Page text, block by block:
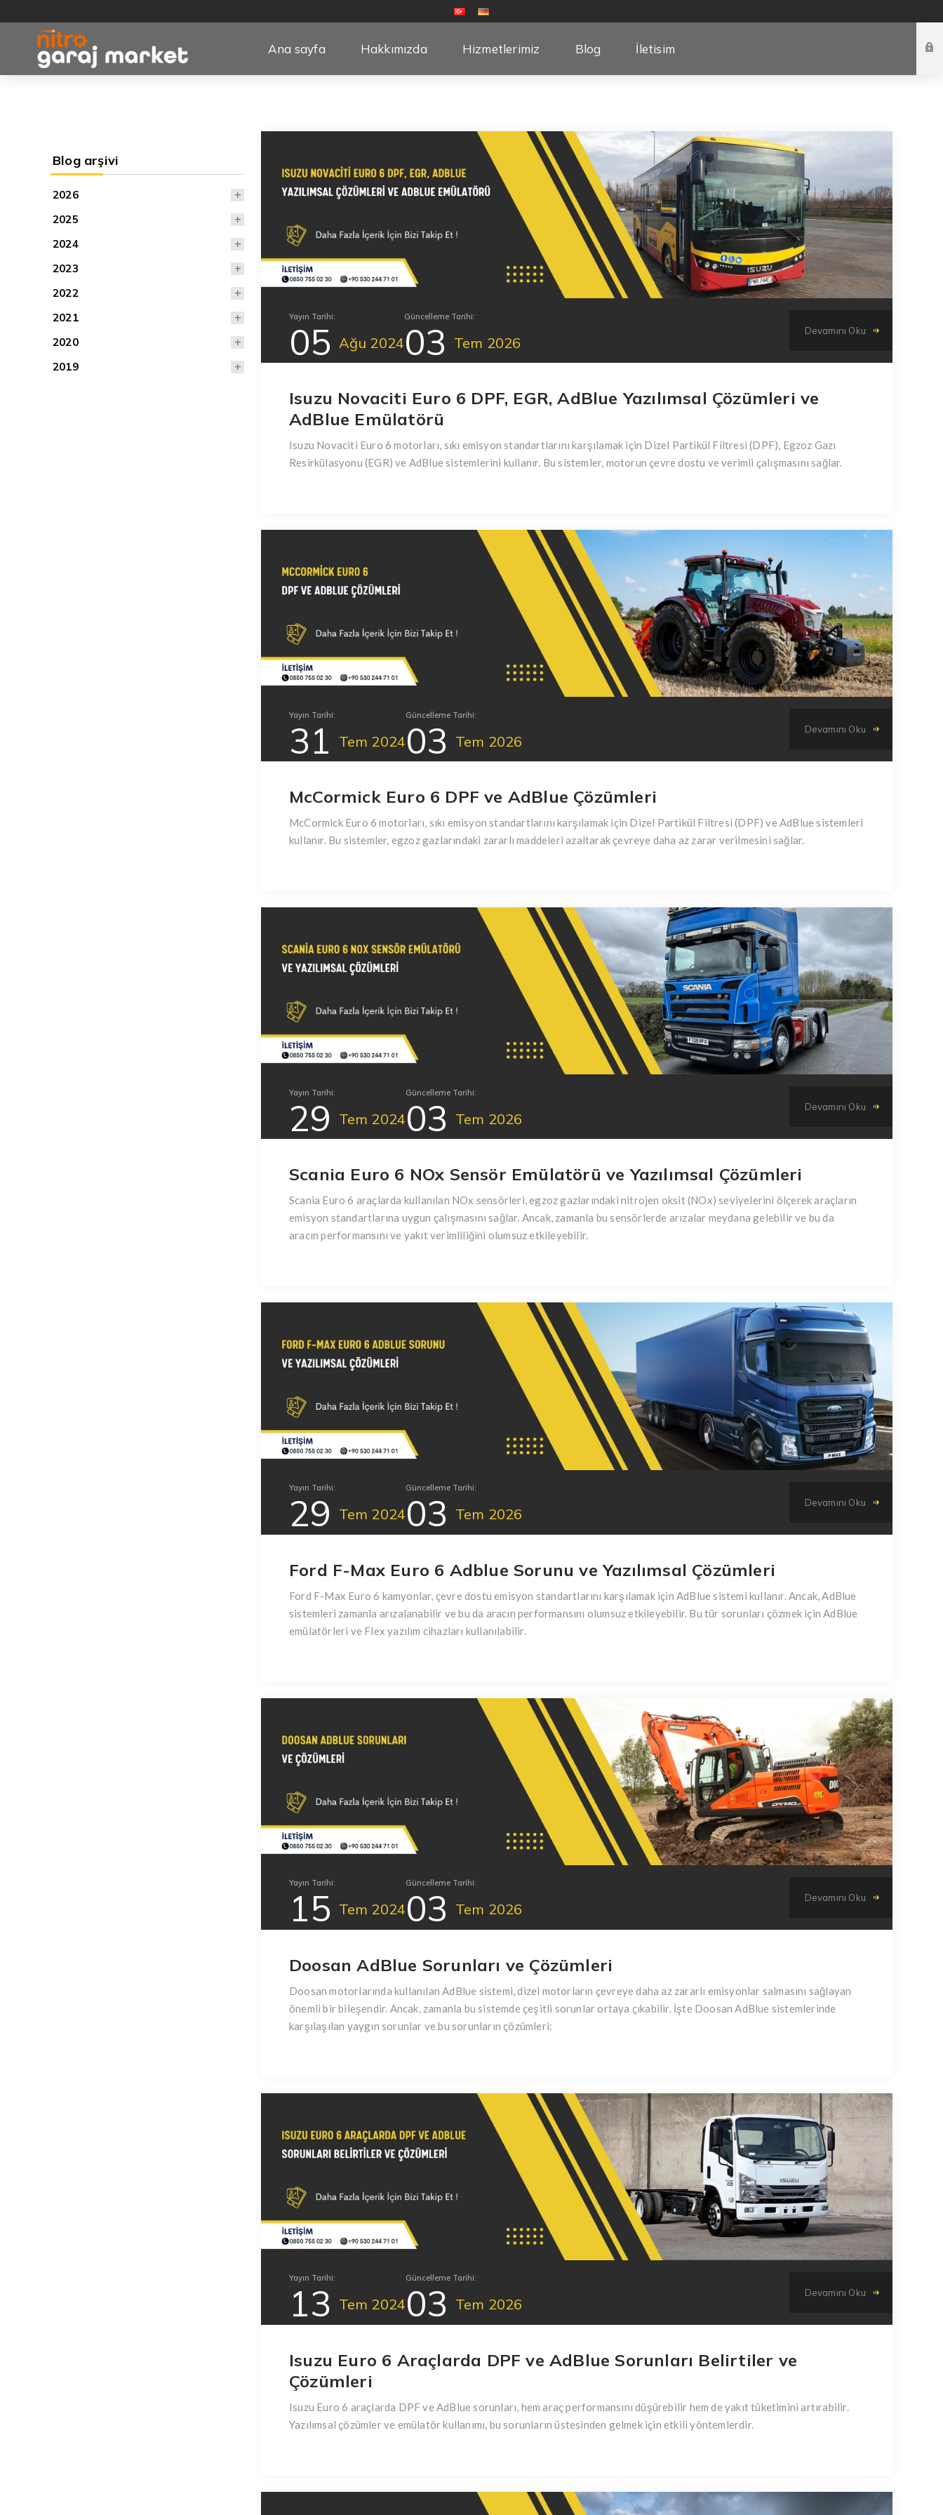
Ana sayfa Hakkımızda Hizmetlerimiz Blog İletisim
Yayın Tarihi:
05 Ağu 2024
Güncelleme Tarihi:
03 Tem 2026
Devamını Oku
Isuzu Novaciti Euro 6 DPF, EGR, AdBlue Yazılımsal Çözümleri ve
AdBlue Emülatörü
Isuzu Novaciti Euro 6 motorları, sıkı emisyon standartlarını karşılamak için Dizel Partikül Filtresi (DPF), Egzoz Gazı
Resirkülasyonu (EGR) ve AdBlue sistemlerini kullanır. Bu sistemler, motorun çevre dostu ve verimli çalışmasını sağlar.
Yayın Tarihi:
31 Tem 2024
Güncelleme Tarihi:
03 Tem 2026
Devamını Oku
McCormick Euro 6 DPF ve AdBlue Çözümleri
McCormick Euro 6 motorları, sıkı emisyon standartlarını karşılamak için Dizel Partikül Filtresi (DPF) ve AdBlue sistemleri
kullanır. Bu sistemler, egzoz gazlarındaki zararlı maddeleri azaltarak çevreye daha az zarar verilmesini sağlar.
Yayın Tarihi:
29 Tem 2024
Güncelleme Tarihi:
03 Tem 2026
Devamını Oku
Scania Euro 6 NOx Sensör Emülatörü ve Yazılımsal Çözümleri
Scania Euro 6 araçlarda kullanılan NOx sensörleri, egzoz gazlarındaki nitrojen oksit (NOx) seviyelerini ölçerek araçların
emisyon standartlarına uygun çalışmasını sağlar. Ancak, zamanla bu sensörlerde arızalar meydana gelebilir ve bu da
aracın performansını ve yakıt verimliliğini olumsuz etkileyebilir.
Yayın Tarihi:
29 Tem 2024
Güncelleme Tarihi:
03 Tem 2026
Devamını Oku
Ford F-Max Euro 6 Adblue Sorunu ve Yazılımsal Çözümleri
Ford F-Max Euro 6 kamyonlar, çevre dostu emisyon standartlarını karşılamak için AdBlue sistemi kullanır. Ancak, AdBlue
sistemleri zamanla arızalanabilir ve bu da aracın performansını olumsuz etkileyebilir. Bu tür sorunları çözmek için AdBlue
emülatörleri ve Flex yazılım cihazları kullanılabilir.
Yayın Tarihi:
15 Tem 2024
Güncelleme Tarihi:
03 Tem 2026
Devamını Oku
Doosan AdBlue Sorunları ve Çözümleri
Doosan motorlarında kullanılan AdBlue sistemi, dizel motorların çevreye daha az zararlı emisyonlar salmasını sağlayan
önemli bir bileşendir. Ancak, zamanla bu sistemde çeşitli sorunlar ortaya çıkabilir. İşte Doosan AdBlue sistemlerinde
karşılaşılan yaygın sorunlar ve bu sorunların çözümleri:
Yayın Tarihi:
13 Tem 2024
Güncelleme Tarihi:
03 Tem 2026
Devamını Oku
Isuzu Euro 6 Araçlarda DPF ve AdBlue Sorunları Belirtiler ve
Çözümleri
Isuzu Euro 6 araçlarda DPF ve AdBlue sorunları, hem araç performansını düşürebilir hem de yakıt tüketimini artırabilir.
Yazılımsal çözümler ve emülatör kullanımı, bu sorunların üstesinden gelmek için etkili yöntemlerdir.
Blog arşivi
2026
2025
2024
2023
2022
2021
2020
2019